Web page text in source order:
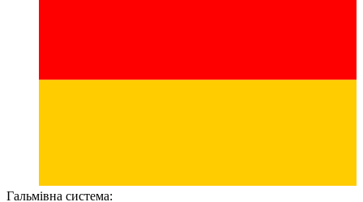
Гальмівна система: